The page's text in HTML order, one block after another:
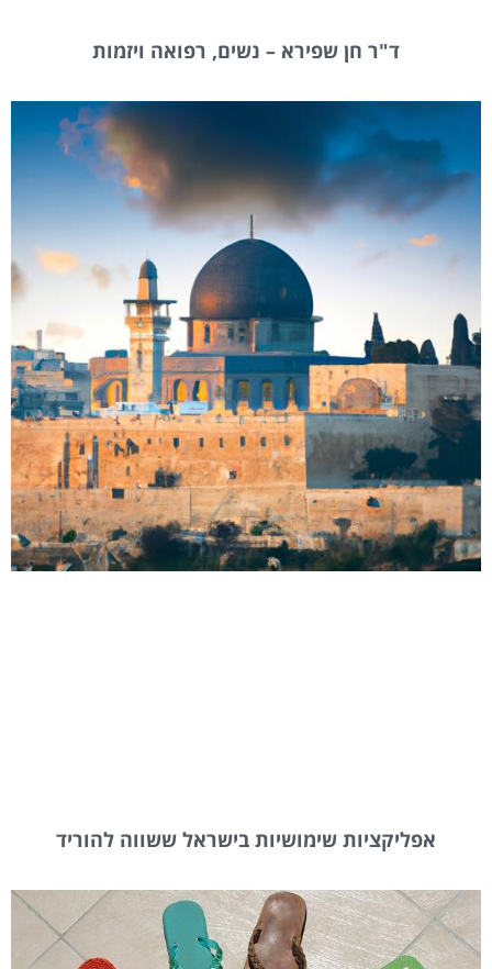
ד"ר חן שפירא – נשים, רפואה ויזמות
אפליקציות שימושיות בישראל ששווה להוריד